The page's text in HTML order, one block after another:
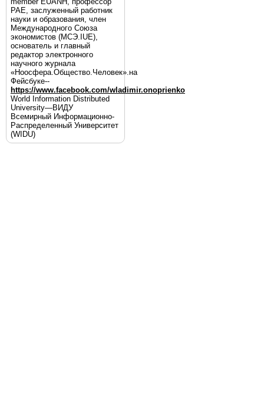
РАЕ, заслуженный работник
науки и образования, член
Международного Союза
экономистов (МСЭ.IUE),
основатель и главный
редактор электронного
научного журнала
«Ноосфера.Общество.Человек».на
Фейсбуке--
https://www.facebook.com/wladimir.onoprienko
World Information Distributed
University—ВИДУ
Всемирный Информационно-
Распределенный Университет
(WIDU)